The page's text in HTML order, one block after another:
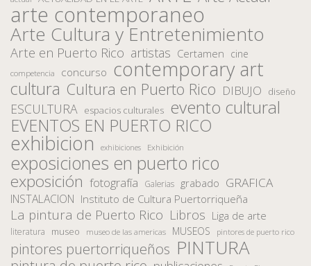
arte contemporaneo
Arte Cultura y Entretenimiento
Arte en Puerto Rico artistas Certamen cine
competencia concurso contemporary art
cultura Cultura en Puerto Rico DIBUJO diseño
ESCULTURA espacios culturales evento cultural
EVENTOS EN PUERTO RICO
exhibicion exhibiciones Exhibición
exposiciones en puerto rico
exposición fotografía Galerias grabado GRAFICA
INSTALACION Instituto de Cultura Puertorriqueña
La pintura de Puerto Rico Libros Liga de arte
literatura museo museo de las americas MUSEOS pintores de puerto rico
pintores puertorriqueños PINTURA